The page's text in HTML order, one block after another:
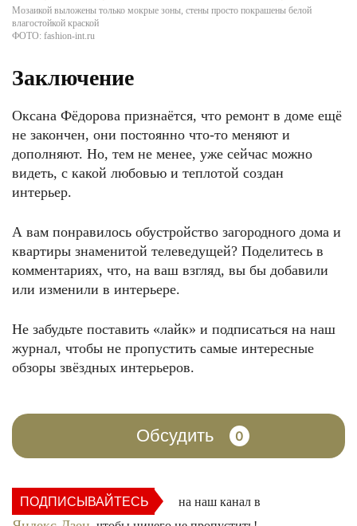
Мозаикой выложены только мокрые зоны, стены просто покрашены белой
влагостойкой краской
ФОТО: fashion-int.ru
Заключение
Оксана Фёдорова признаётся, что ремонт в доме ещё
не закончен, они постоянно что-то меняют и
дополняют. Но, тем не менее, уже сейчас можно
видеть, с какой любовью и теплотой создан
интерьер.
А вам понравилось обустройство загородного дома и
квартиры знаменитой телеведущей? Поделитесь в
комментариях, что, на ваш взгляд, вы бы добавили
или изменили в интерьере.
Не забудьте поставить «лайк» и подписаться на наш
журнал, чтобы не пропустить самые интересные
обзоры звёздных интерьеров.
Обсудить 0
ПОДПИСЫВАЙТЕСЬ на наш канал в